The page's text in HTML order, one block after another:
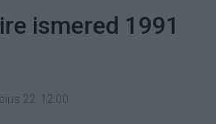
ismered 1991
22. 12:00